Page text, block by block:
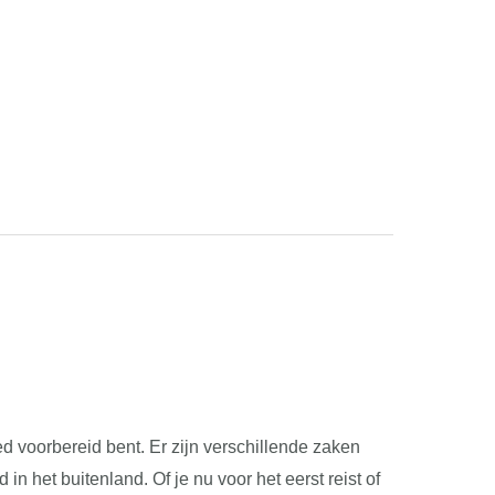
voorbereid bent. Er zijn verschillende zaken
het buitenland. Of je nu voor het eerst reist of